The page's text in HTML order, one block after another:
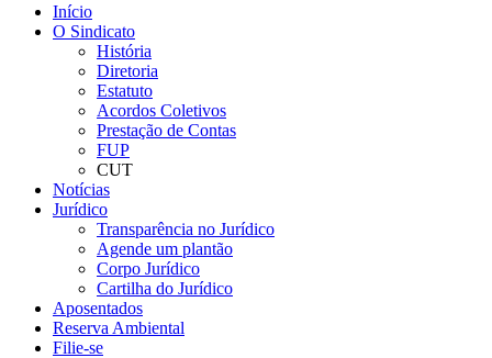
Início
O Sindicato
História
Diretoria
Estatuto
Acordos Coletivos
Prestação de Contas
FUP
CUT
Notícias
Jurídico
Transparência no Jurídico
Agende um plantão
Corpo Jurídico
Cartilha do Jurídico
Aposentados
Reserva Ambiental
Filie-se